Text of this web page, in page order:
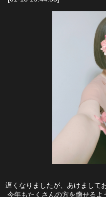
遅くなりましたが、あけまして
今年もたくさんの方を癒せるように頑張りますので、よろしくお願